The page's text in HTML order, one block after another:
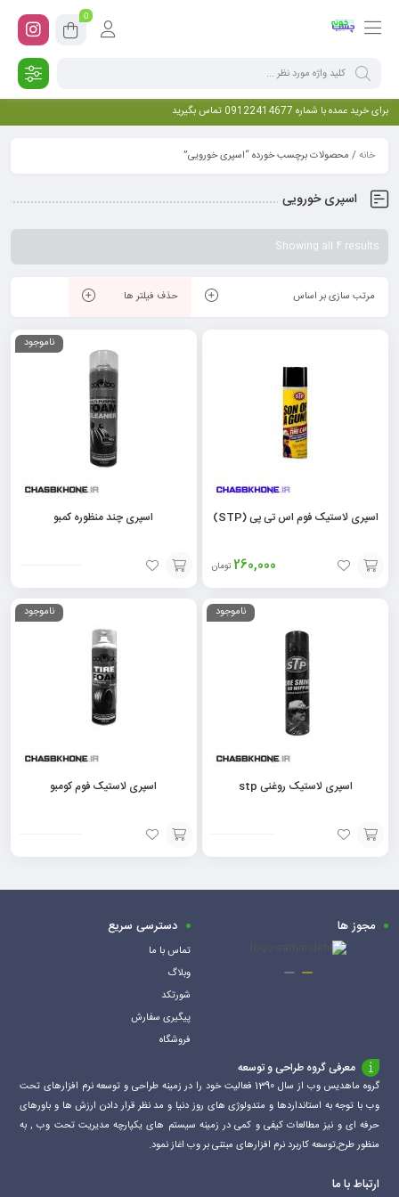
0
برای خرید عمده با شماره 09122414677 تماس بگیرید
خانه/ محصولات برچسب خورده “اسپری خورویی”
اسپری خورویی
Showing all 4 results
مرتب سازی بر اساس حذف فیلتر ها
اسپری لاستیک فوم اس تی پی (STP)
260,000 تومان
افزودن
ناموجود
اسپری چند منظوره کمبو
افزودن
ناموجود
اسپری لاستیک روغنی stp
افزودن
به
ناموجود
اسپری لاستیک فوم کومبو
افزودن
به
مجوز ها دسترسی سریع
تماس با ما
وبلاگ
شورتکد
پیگیری سفارش
فروشگاه
معرفی گروه طراحی و توسعه
گروه ماهدیس وب از سال 1390 فعالیت خود را در زمینه طراحی و توسعه نرم افزارهای تحت
وب با توجه به استانداردها و متدولوژی های روز دنیا و مد نظر قرار دادن ارزش ها و باورهای
حرفه ای و نیز مطالعات کیفی و کمی در زمینه سیستم های یکپارچه مدیریت تحت وب , به
منظور طرح,توسعه کاربرد نرم افزارهای مبتنی بر وب اغاز نمود.
ارتباط با ما